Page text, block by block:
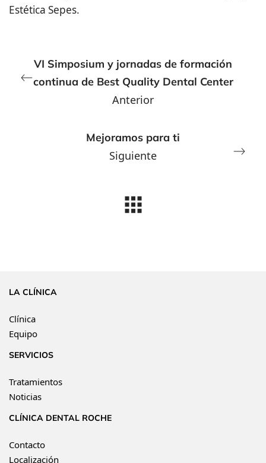
Estética Sepes.
VI Simposium y jornadas de formación
continua de Best Quality Dental Center
Anterior
Mejoramos para ti
Siguiente
LA CLÍNICA
Clínica
Equipo
SERVICIOS
Tratamientos
Noticias
CLÍNICA DENTAL ROCHE
Contacto
Localización